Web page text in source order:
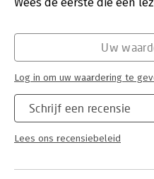
– ‘Een topboek [...] een frisse
– ‘Echt een aanrader!’
– ‘Met heel veel humor!’
Schrijf een recensie
Lees ons recensiebeleid
Uw
Log in om uw waardering te